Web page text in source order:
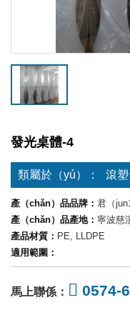
發光桌體-4
類屬於（yú）： 滾
產（chǎn）品品牌： 君（
產（chǎn）品產地： 寧波慈
產品材質： PE, LLDPE
適用範圍：
馬上聯係： 0574-